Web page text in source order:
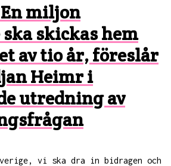
En miljon
skickas hem
av tio år, föreslår
Heimr i
utredning av
vi ska dra in bidragen och